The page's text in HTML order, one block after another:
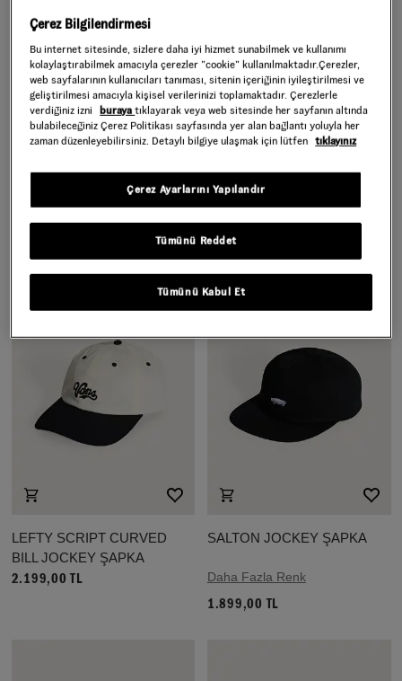
UNSTRUCTURED ŞAPKA
JOCKEY ŞAPKA
2.199,00 TL
LEFTY SCRIPT CURVED
BILL JOCKEY ŞAPKA
2.199,00 TL
SALTON JOCKEY ŞAPKA
Daha Fazla Renk
1.899,00 TL
Çerez Bilgilendirmesi
Bu internet sitesinde, sizlere daha iyi hizmet sunabilmek ve kullanımı
kolaylaştırabilmek amacıyla çerezler ”cookie” kullanılmaktadır.Çerezler,
web sayfalarının kullanıcıları tanıması, sitenin içeriğinin iyileştirilmesi ve
geliştirilmesi amacıyla kişisel verilerinizi toplamaktadır. Çerezlerle
verdiğiniz izni
burayatıklayarak veya web sitesinde her sayfanın altında
bulabileceğiniz Çerez Politikası sayfasında yer alan bağlantı yoluyla her
zaman düzenleyebilirsiniz. Detaylı bilgiye ulaşmak için lütfen tıklayınız
Tümünü Reddet
Tümünü Kabul Et
Çerez Ayarlarını Yapılandır